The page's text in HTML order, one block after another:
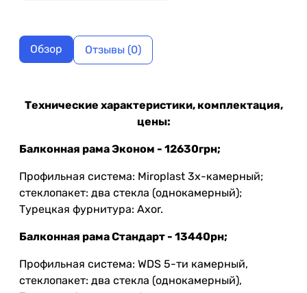
Обзор Отзывы (0)
Технические характеристики, комплектация,
цены:
Балконная рама Эконом - 12630грн;
Профильная система: Miroplast 3х-камерный;
стеклопакет: два стекла (однокамерный);
Турецкая фурнитура: Axor.
Балконная рама Стандарт - 13440рн;
Профильная система: WDS 5-ти камерный,
стеклопакет: два стекла (однокамерный),